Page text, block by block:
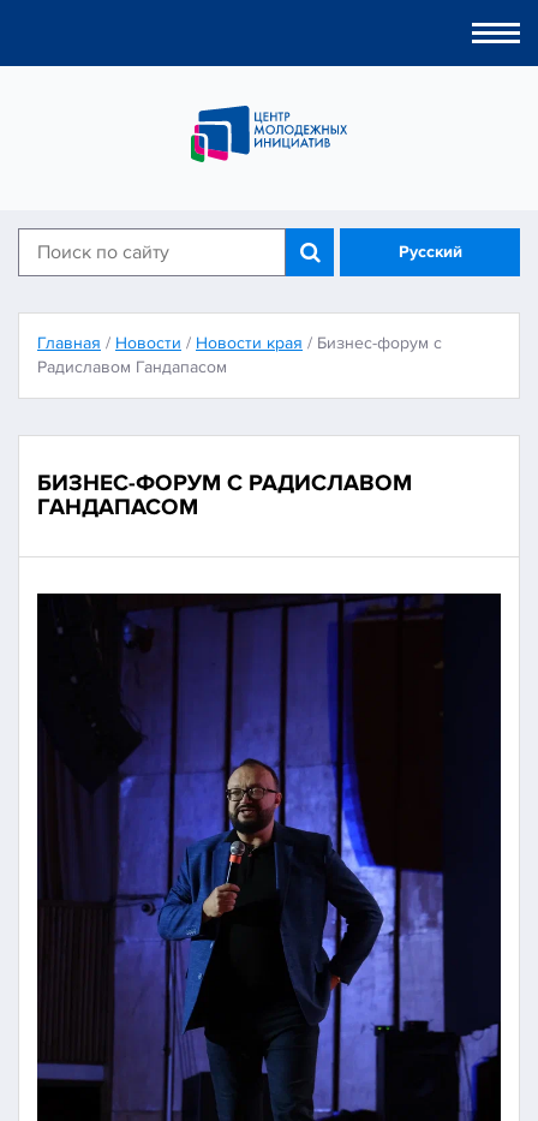
Русский
Главная / Новости / Новости края / Бизнес-форум с
Радиславом Гандапасом
БИЗНЕС-ФОРУМ С РАДИСЛАВОМ
ГАНДАПАСОМ